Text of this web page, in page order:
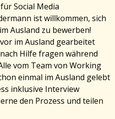
Social Media
ist willkommen, sich
Ausland zu bewerben!
im Ausland gearbeitet
Hilfe fragen während
vom Team von Working
einmal im Ausland gelebt
inklusive Interview
den Prozess und teilen